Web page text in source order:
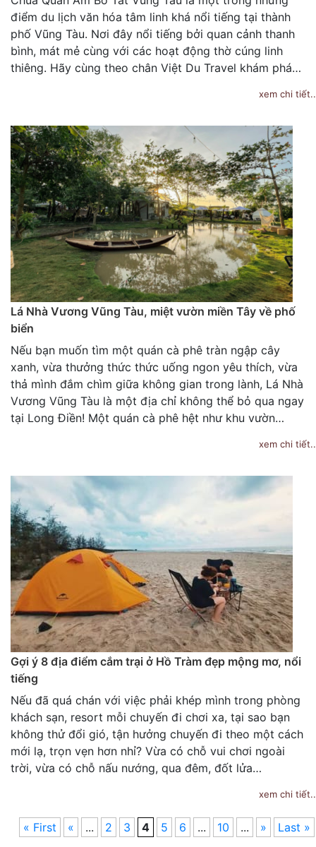
điểm du lịch văn hóa tâm linh khá nổi tiếng tại thành
phố Vũng Tàu. Nơi đây nổi tiếng bởi quan cảnh thanh
bình, mát mẻ cùng với các hoạt động thờ cúng linh
thiêng. Hãy cùng theo chân Việt Du Travel khám phá…
xem chi tiết..
Lá Nhà Vương Vũng Tàu, miệt vườn miền Tây về phố
biển
Nếu bạn muốn tìm một quán cà phê tràn ngập cây
xanh, vừa thưởng thức thức uống ngon yêu thích, vừa
thả mình đắm chìm giữa không gian trong lành, Lá Nhà
Vương Vũng Tàu là một địa chỉ không thể bỏ qua ngay
tại Long Điền! Một quán cà phê hệt như khu vườn…
xem chi tiết..
Gợi ý 8 địa điểm cắm trại ở Hồ Tràm đẹp mộng mơ, nổi
tiếng
Nếu đã quá chán với việc phải khép mình trong phòng
khách sạn, resort mỗi chuyến đi chơi xa, tại sao bạn
không thử đổi gió, tận hưởng chuyến đi theo một cách
mới lạ, trọn vẹn hơn nhỉ? Vừa có chỗ vui chơi ngoài
trời, vừa có chỗ nấu nướng, qua đêm, đốt lửa…
xem chi tiết..
« First « ... 2 3 4 5 6 ... 10 ... » Last »